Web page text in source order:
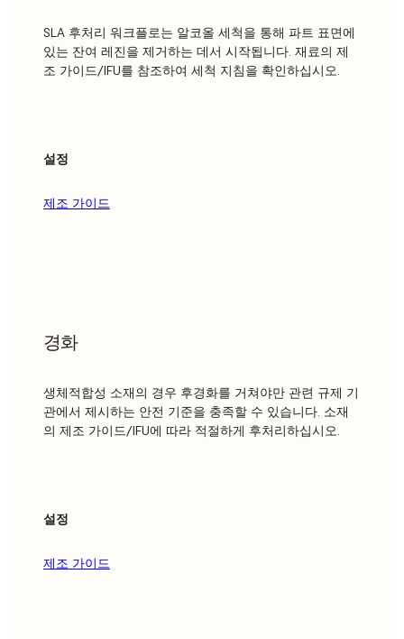
SLA 후처리 워크플로는 알코올 세척을 통해 파트 표면에
있는 잔여 레진을 제거하는 데서 시작됩니다. 재료의 제
조 가이드/IFU를 참조하여 세척 지침을 확인하십시오.
설정
제조 가이드
경화
생체적합성 소재의 경우 후경화를 거쳐야만 관련 규제 기
관에서 제시하는 안전 기준을 충족할 수 있습니다. 소재
의 제조 가이드/IFU에 따라 적절하게 후처리하십시오.
설정
제조 가이드